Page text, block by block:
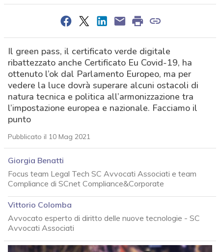
Il green pass, il certificato verde digitale
ribattezzato anche Certificato Eu Covid-19, ha
ottenuto l’ok dal Parlamento Europeo, ma per
vedere la luce dovrà superare alcuni ostacoli di
natura tecnica e politica all’armonizzazione tra
l’impostazione europea e nazionale. Facciamo il
punto
Pubblicato il 10 Mag 2021
Giorgia Benatti
Focus team Legal Tech SC Avvocati Associati e team
Compliance di SCnet Compliance&Corporate
Vittorio Colomba
Avvocato esperto di diritto delle nuove tecnologie - SC
Avvocati Associati